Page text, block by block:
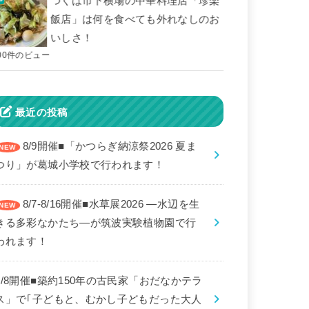
飯店」は何を食べても外れなしのお
いしさ！
件のビュー
最近の投稿
8/9開催■「かつらぎ納涼祭2026 夏ま
り」が葛城小学校で行われます！
8/7-8/16開催■水草展2026 ―水辺を生
る多彩なかたち―が筑波実験植物園で行
れます！
8開催■築約150年の古民家「おだなかテラ
」で｢子どもと、むかし子どもだった大人